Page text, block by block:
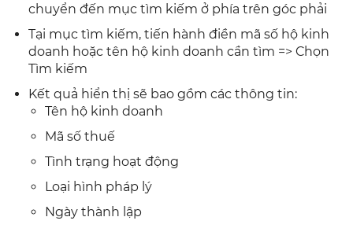
chuyển đến mục tìm kiếm ở phía trên góc phải
Tại mục tìm kiếm, tiến hành điền mã số hộ kinh
doanh hoặc tên hộ kinh doanh cần tìm => Chọn
Tìm kiếm
Kết quả hiển thị sẽ bao gồm các thông tin:
Tên hộ kinh doanh
Mã số thuế
Tình trạng hoạt động
Loại hình pháp lý
Ngày thành lập